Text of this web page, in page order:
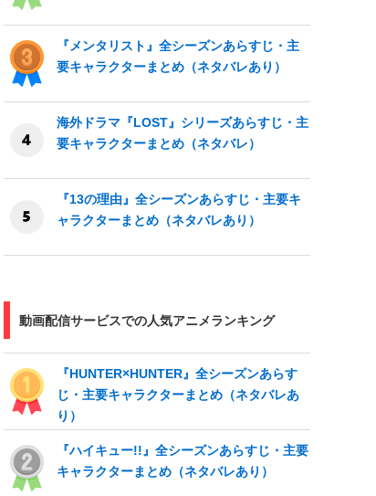
『メンタリスト』全シーズンあらすじ・主
要キャラクターまとめ（ネタバレあり）
海外ドラマ『LOST』シリーズあらすじ・主
要キャラクターまとめ（ネタバレ）
『13の理由』全シーズンあらすじ・主要キ
ャラクターまとめ（ネタバレあり）
動画配信サービスでの人気アニメランキング
『HUNTER×HUNTER』全シーズンあらす
じ・主要キャラクターまとめ（ネタバレあ
り）
『ハイキュー!!』全シーズンあらすじ・主要
キャラクターまとめ（ネタバレあり）